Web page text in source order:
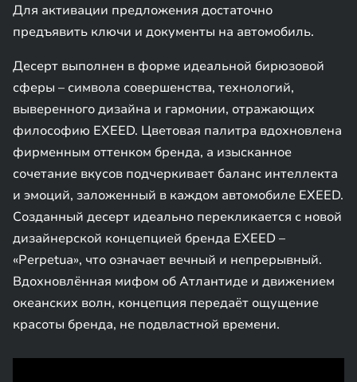
Для активации предложения достаточно
предъявить ключи и документы на автомобиль.
Десерт выполнен в форме идеальной бирюзовой
сферы – символа совершенства, технологий,
выверенного дизайна и гармонии, отражающих
философию EXEED. Цветовая палитра вдохновлена
фирменным оттенком бренда, а изысканное
сочетание вкусов подчеркивает баланс интеллекта
и эмоций, заложенный в каждом автомобиле EXEED.
Созданный десерт идеально перекликается с новой
дизайнерской концепцией бренда EXEED –
«Perpetua», что означает вечный и непрерывный.
Вдохновлённая мифом об Атлантиде и движением
океанских волн, концепция передаёт ощущение
красоты бренда, не подвластной времени.